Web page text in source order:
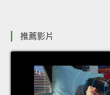
推薦影片